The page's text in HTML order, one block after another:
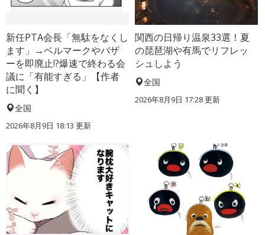
新任PTA会長「無駄をなくし
ます」→ベルマークやバザ
ーを即廃止!?爆速で終わる会
議に「有能すぎる」【作者
に聞く】
全国
2026年8月9日 18:13 更新
関西の日帰り温泉33選！夏
の琵琶湖や有馬でリフレッ
シュしよう
全国
2026年8月9日 17:28更新